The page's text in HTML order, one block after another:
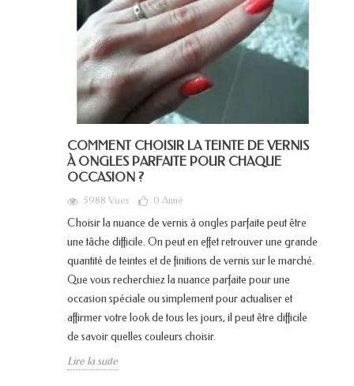
COMMENT CHOISIR LA TEINTE DE VERNIS
À ONGLES PARFAITE POUR CHAQUE
OCCASION ?
5988 Vues 0 Aimé
Choisir la nuance de vernis à ongles parfaite peut être
une tâche difficile. On peut en effet retrouver une grande
quantité de teintes et de finitions de vernis sur le marché.
Que vous recherchiez la nuance parfaite pour une
occasion spéciale ou simplement pour actualiser et
affirmer votre look de tous les jours, il peut être difficile
de savoir quelles couleurs choisir.
Lire la suite